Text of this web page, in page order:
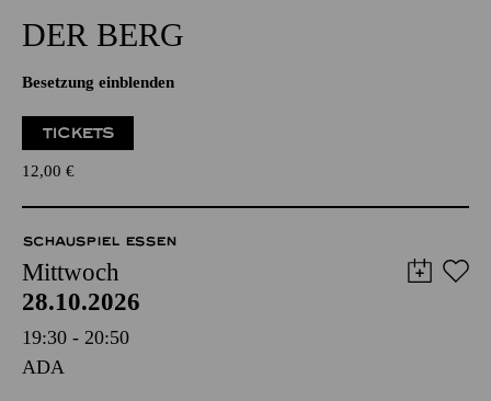
DER BERG
Besetzung einblenden
TICKETS
12,00 €
SCHAUSPIEL ESSEN
Mittwoch
28.10.2026
19:30 - 20:50
ADA